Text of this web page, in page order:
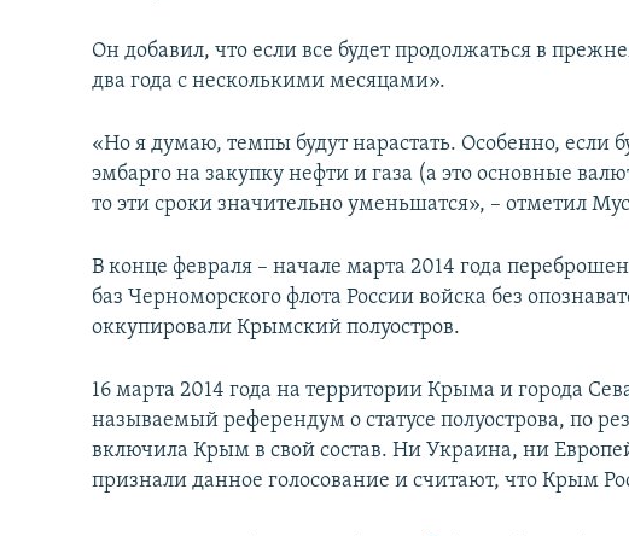
Он добавил, что если все будет продолжаться в
два года с несколькими месяцами».
«Но я думаю, темпы будут нарастать. Особенно, если
эмбарго на закупку нефти и газа (а это основные
то эти сроки значительно уменьшатся», – отметил
В конце февраля – начале марта 2014 года
баз Черноморского флота России войска без
оккупировали Крымский полуостров.
16 марта 2014 года на территории Крыма и города
называемый референдум о статусе полуострова, по
включила Крым в свой состав. Ни Украина, ни
признали данное голосование и считают, что Крым